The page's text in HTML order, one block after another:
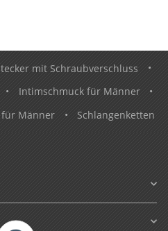
mit Schraubverschluss
•
• Intimschmuck für Männer
•
Männer • Schlangenketten